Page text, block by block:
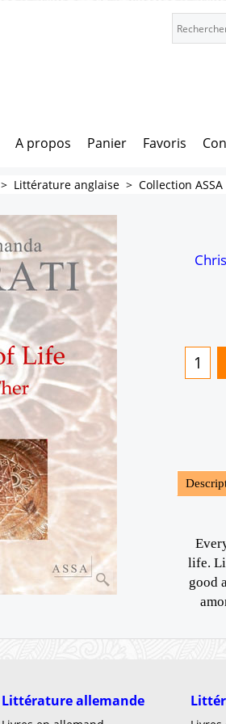
A propos Panier Favoris
> Littérature anglaise > Collection ASSA
life.
good
Littérature allemande